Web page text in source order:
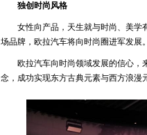
独创时尚风格
女性向产品，天生就与时尚、美学
场品牌，欧拉汽车将向时尚圈进军发展。
欧拉汽车向时尚领域发展的信心，
念，成功实现东方古典元素与西方浪漫